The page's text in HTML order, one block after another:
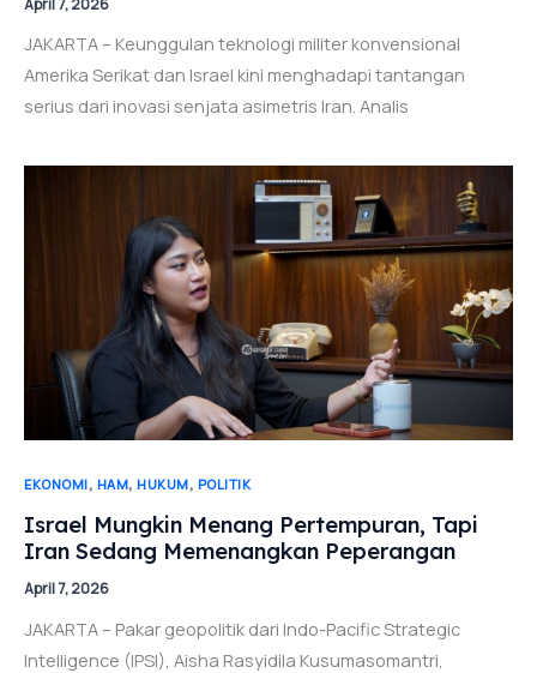
JAKARTA – Keunggulan teknologi militer konvensional
Amerika Serikat dan Israel kini menghadapi tantangan
serius dari inovasi senjata asimetris Iran. Analis
EKONOMI, HAM, HUKUM, POLITIK
Israel Mungkin Menang Pertempuran, Tapi
Iran Sedang Memenangkan Peperangan
April 7, 2026
JAKARTA – Pakar geopolitik dari Indo-Pacific Strategic
Intelligence (IPSI), Aisha Rasyidila Kusumasomantri,